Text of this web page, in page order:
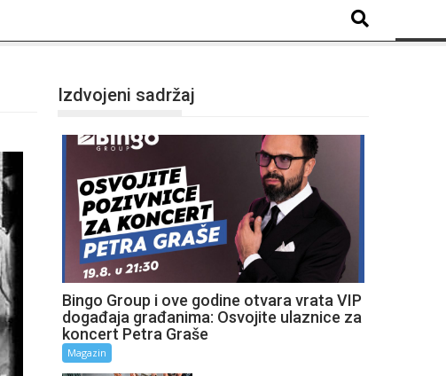
Izdvojeni sadržaj
Bingo Group i ove godine otvara vrata VIP
događaja građanima: Osvojite ulaznice za
koncert Petra Graše
Magazin